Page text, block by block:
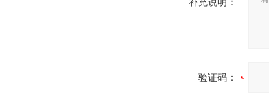
验证码：